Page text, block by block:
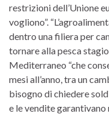
restrizioni dell’Unione
vogliono”.
dentro una filiera per
tornare alla pesca
Mediterraneo “che
mesi all’anno, tra un
bisogno di chiedere
e le vendite